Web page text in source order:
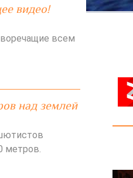
видео!
всем
над землей
метров.